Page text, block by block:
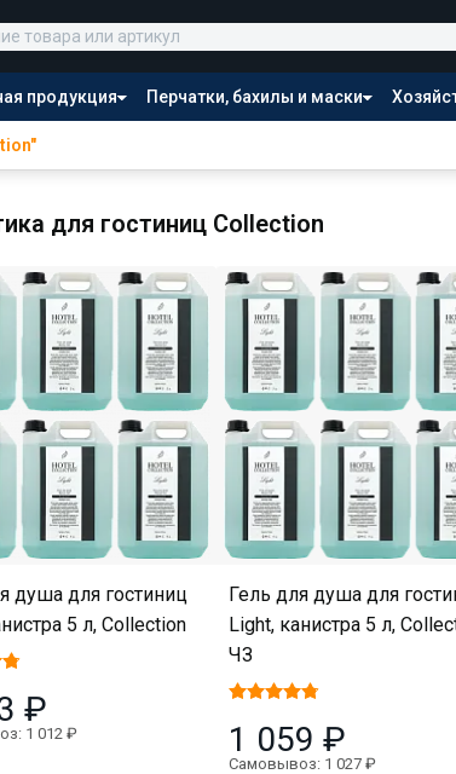
продукция Перчатки, бахилы и маски
для гостиниц Collection
душа для гостиниц
5 л, Collection
₽
1 012 ₽
Гель для душа для
Light, канистра 5 л,
ЧЗ
1 059 ₽
Самовывоз: 1 027 ₽